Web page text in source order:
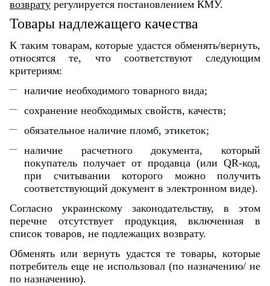
возврату регулируется постановлением КМУ.
Товары надлежащего качества
К таким товарам, которые удастся обменять/вернуть,
относятся те, что соответствуют следующим
критериям:
наличие необходимого товарного вида;
сохранение необходимых свойств, качеств;
обязательное наличие пломб, этикеток;
наличие расчетного документа, который
покупатель получает от продавца (или QR-код,
при считывании которого можно получить
соответствующий документ в электронном виде).
Согласно украинскому законодательству, в этом
перечне отсутствует продукция, включенная в
список товаров, не подлежащих возврату.
Обменять или вернуть удастся те товары, которые
потребитель еще не использовал (по назначению/ не
по назначению).